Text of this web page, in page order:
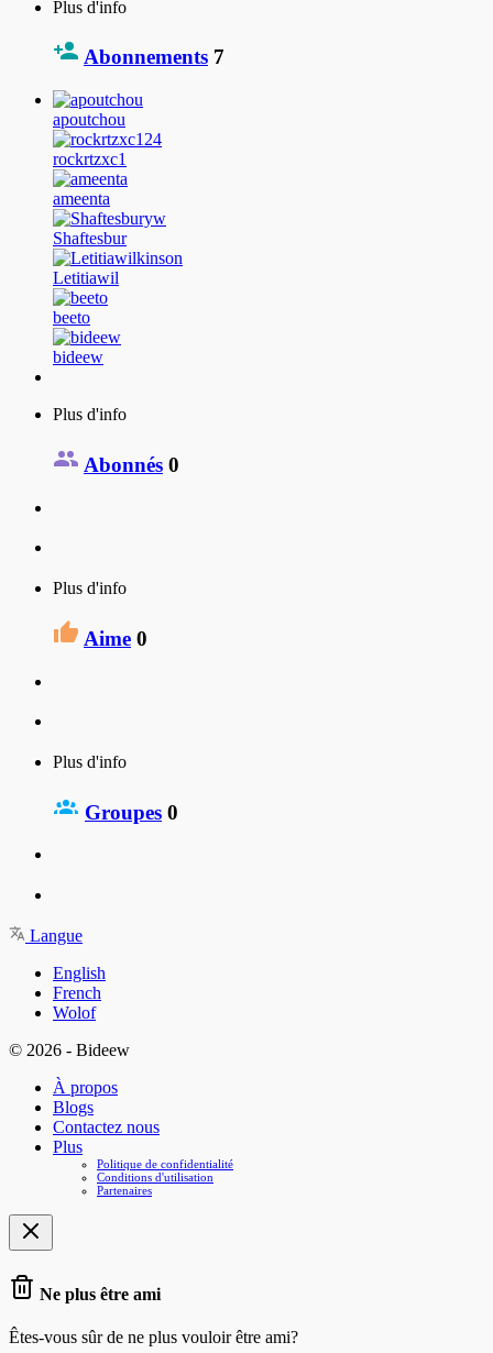
Plus d'info
Abonnements 7
apoutchou
rockrtzxc1
ameenta
Shaftesbur
Letitiawil
beeto
bideew
Plus d'info
Abonnés 0
Plus d'info
Aime 0
Plus d'info
Groupes 0
Langue
English
French
Wolof
© 2026 - Bideew
À propos
Blogs
Contactez nous
Plus
Politique de confidentialité
Conditions d'utilisation
Partenaires
Ne plus être ami
Êtes-vous sûr de ne plus vouloir être ami?